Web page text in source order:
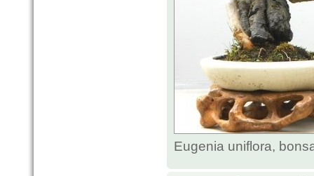
Eugenia uniflora,